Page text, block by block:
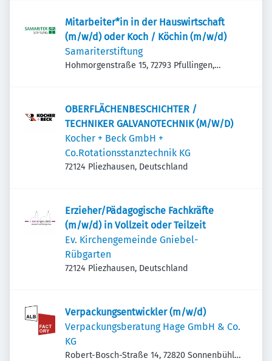
Mitarbeiter*in in der Hauswirtschaft
(m/w/d) oder Koch / Köchin (m/w/d)
Samariterstiftung
Hohmorgenstraße 15, 72793 Pfullingen,
OBERFLÄCHENBESCHICHTER /
TECHNIKER GALVANOTECHNIK (M/W/D)
Kocher + Beck GmbH +
Co.Rotationsstanztechnik KG
72124 Pliezhausen, Deutschland
Erzieher/Pädagogische Fachkräfte
(m/w/d) in Vollzeit oder Teilzeit
Ev. Kirchengemeinde Gniebel-
Rübgarten
72124 Pliezhausen, Deutschland
Verpackungsentwickler (m/w/d)
Verpackungsberatung Hage GmbH & Co.
KG
Robert-Bosch-Straße 14, 72820 Sonnenbühl,